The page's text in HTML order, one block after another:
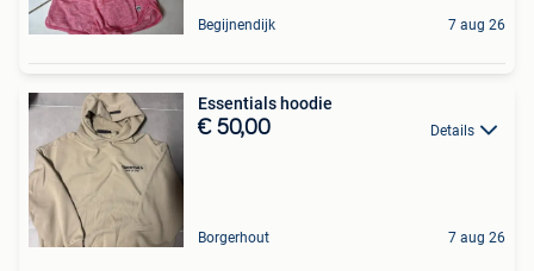
Begijnendijk 7 aug 26
Essentials hoodie
€ 50,00 Details
Borgerhout 7 aug 26